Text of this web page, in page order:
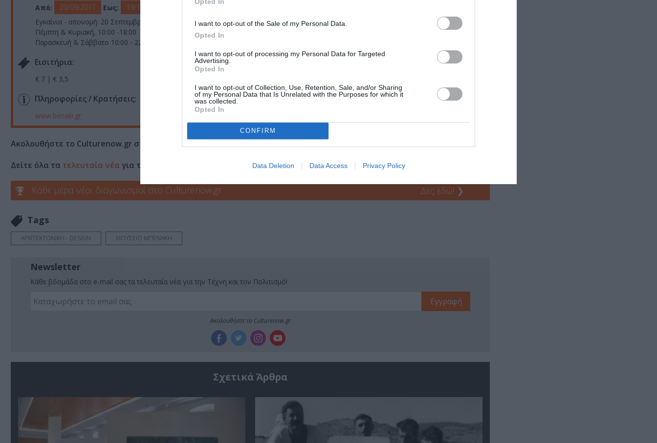
I want to opt-out of the Sale of my Personal Data.
Opted In
I want to opt-out of processing my Personal Data for Targeted
Advertising.
Opted In
I want to opt-out of Collection, Use, Retention, Sale, and/or Sharing
of my Personal Data that Is Unrelated with the Purposes for which it
was collected.
Opted In
CONFIRM
Data Deletion Data Access Privacy Policy
Από: 20/09/2017 Εως:
19/11/2017
Εγκαίνια - απονομή: 20 Σεπτεμβρίου 2017, 19.00
Πέμπτη & Κυριακή, 10:00 -18:00
Παρασκευή & Σάββατο 10:00 - 22:00
Μουσείο Μπενάκη – Κτίριο Οδού Πειραιώς
Eισιτήρια:
€ 7 | € 3,5
Πληροφορίες / Κρατήσεις:
www.benaki.gr
Ακολουθήστε το Culturenow.gr στο
Δείτε όλα τα τελευταία νέα για την Τέχνη και τον Πολιτισμό στο Culturenow.gr
Κάθε μέρα νέοι διαγωνισμοί στο Culturenow.gr Δες εδώ! ❯
Tags
ΑΡΧΙΤΕΚΤΟΝΙΚΗ - DESIGN ΜΟΥΣΕΙΟ ΜΠΕΝΑΚΗ
Newsletter
Κάθε βδομάδα στο e-mail σας τα τελευταία νέα για την Τέχνη και τον Πολιτισμό!
Ακολουθήστε το Culturenow.gr
Σχετικά Άρθρα